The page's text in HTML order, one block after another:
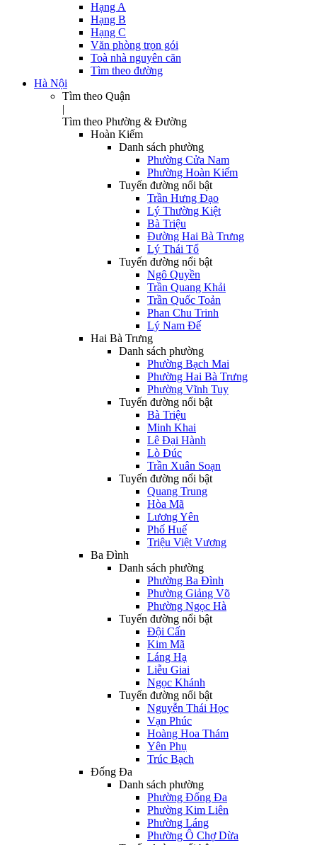
Hạng A
Hạng B
Hạng C
Văn phòng trọn gói
Toà nhà nguyên căn
Tìm theo đường
Hà Nội
Tìm theo Quận
|
Tìm theo Phường & Đường
Hoàn Kiếm
Danh sách phường
Phường Cửa Nam
Phường Hoàn Kiếm
Tuyến đường nổi bật
Trần Hưng Đạo
Lý Thường Kiệt
Bà Triệu
Đường Hai Bà Trưng
Lý Thái Tổ
Tuyến đường nổi bật
Ngô Quyền
Trần Quang Khải
Trần Quốc Toản
Phan Chu Trinh
Lý Nam Đế
Hai Bà Trưng
Danh sách phường
Phường Bạch Mai
Phường Hai Bà Trưng
Phường Vĩnh Tuy
Tuyến đường nổi bật
Bà Triệu
Minh Khai
Lê Đại Hành
Lò Đúc
Trần Xuân Soạn
Tuyến đường nổi bật
Quang Trung
Hòa Mã
Lương Yên
Phố Huế
Triệu Việt Vương
Ba Đình
Danh sách phường
Phường Ba Đình
Phường Giảng Võ
Phường Ngọc Hà
Tuyến đường nổi bật
Đội Cấn
Kim Mã
Láng Hạ
Liễu Giai
Ngọc Khánh
Tuyến đường nổi bật
Nguyễn Thái Học
Vạn Phúc
Hoàng Hoa Thám
Yên Phụ
Trúc Bạch
Đống Đa
Danh sách phường
Phường Đống Đa
Phường Kim Liên
Phường Láng
Phường Ô Chợ Dừa